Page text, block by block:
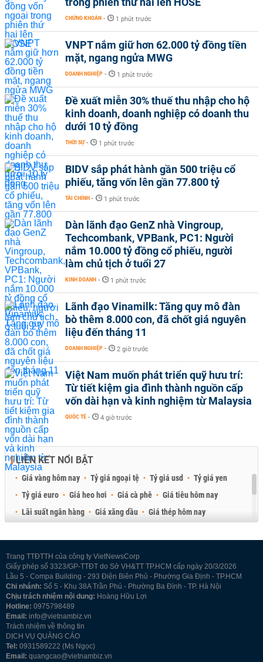
CHỨNG KHOÁN - 1 phút trước
VNPT nắm giữ hơn 62.000 tỷ đồng tiền
mặt, ngang ngửa MWG
DOANH NGHIỆP - 1 phút trước
Đề xuất miễn 30% thuế thu nhập cho hộ
kinh doanh, doanh nghiệp có doanh thu
dưới 10 tỷ đồng
THỜI SỰ - 1 phút trước
BIDV sắp phát hành gần 500 triệu cổ
phiếu, tăng vốn lên gần 77.800 tỷ
TÀI CHÍNH - 1 phút trước
Dàn lãnh đạo GenZ nhà Vingroup,
Techcombank, VPBank, PC1: Người
nắm 10.000 tỷ đồng cổ phiếu, người
làm chủ tịch ở tuổi 27
KINH DOANH - 1 phút trước
Lãnh đạo Vinamilk: Tăng quy mô đàn
bò thêm 8.000 con, đã chốt giá nguyên
liệu đến tháng 11
DOANH NGHIỆP - 2 giờ trước
Việt Nam muốn phát triển quỹ hưu trí:
Từ tiết kiệm gia đình thành nguồn cấp
vốn dài hạn và kinh nghiệm từ Malaysia
QUỐC TẾ - 4 giờ trước
LIÊN KẾT NỔI BẬT
Giá vàng hôm nay Tỷ giá ngoại tệ Tỷ giá usd
Tỷ giá yen
Tỷ giá euro
Giá heo hơi Giá cà phê
Giá tiêu hôm nay
Lãi suất ngân hàng
Giá xăng dầu
Giá thép hôm nay
Trang TTĐTTH của công ty VietNewsCorp
Giấy phép số 3323/GP-TTĐT do Sở VH&TT TP.HCM cấp ngày 20/3/2026
Lầu 5 - Compa Building - 293 Điện Biên Phủ - Phường Gia Định - TP.HCM
Chi nhánh: Số 5 - Khu 38A Trần Phú - Phường Ba Đình - TP. Hà Nội
Chịu trách nhiệm nội dung: Hoàng Hữu Lợi
Hotline: 0975798489
Email: info@vietnambiz.vn
Trách nhiệm về thông tin
DỊCH VỤ QUẢNG CÁO
Tel: 0931589222 (Ms Ngọc)
Email: quangcao@vietnambiz.vn